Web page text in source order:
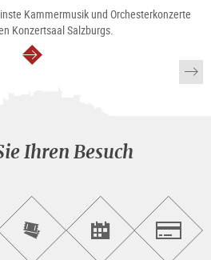
Kammermusik und Orchesterkonzerte
Konzertsaal Salzburgs.
weiter
Ihren Besuch
Tickets
online<br>kaufen
Events<br>finden